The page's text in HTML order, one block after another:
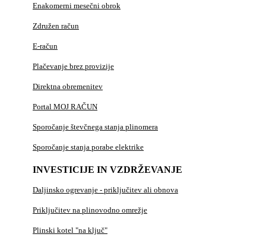
Enakomerni mesečni obrok
Združen račun
E-račun
Plačevanje brez provizije
Direktna obremenitev
Portal MOJ RAČUN
Sporočanje števčnega stanja plinomera
Sporočanje stanja porabe elektrike
INVESTICIJE IN VZDRŽEVANJE
Daljinsko ogrevanje - priključitev ali obnova
Priključitev na plinovodno omrežje
Plinski kotel "na ključ"